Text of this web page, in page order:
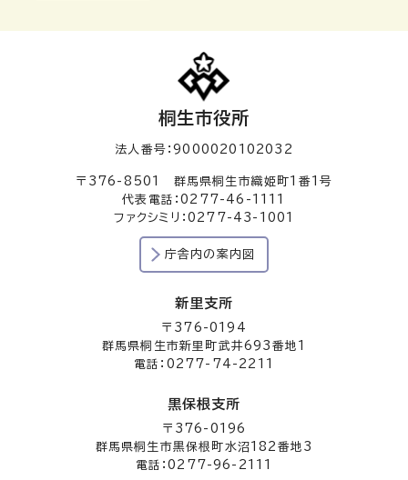
桐生市役所
法人番号：9000020102032
〒376-8501 群馬県桐生市織姫町1番1号
代表電話：0277-46-1111
ファクシミリ：0277-43-1001
庁舎内の案内図
新里支所
〒376-0194
群馬県桐生市新里町武井693番地1
電話：0277-74-2211
黒保根支所
〒376-0196
群馬県桐生市黒保根町水沼182番地3
電話：0277-96-2111